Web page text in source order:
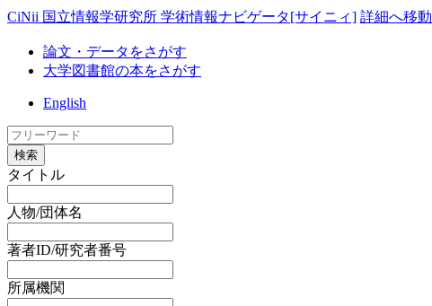
CiNii 国立情報学研究所 学術情報ナビゲータ[サイニィ] 詳細へ移動
論文・データをさがす
大学図書館の本をさがす
English
検索
タイトル
人物/団体名
著者ID/研究者番号
所属機関